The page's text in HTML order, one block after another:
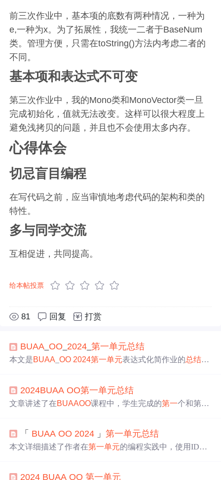
前三次作业中，基本项的底数有两种情况，一种为
e,一种为x。为了拓展性，我统一二者于BaseNum
类。管理方便，只需在toString()方法内考虑二者的
不同。
基本项和表达式不可变
第三次作业中，我的Mono类和MonoVector类一旦
完成初始化，值就无法改变。这样可以很大程度上
避免浅拷贝的问题，并且也不会使用太多内存。
心得体会
切忌盲目编程
在写代码之前，应当审慎地考虑代码的架构和类的
特性。
多与同学交流
互相促进，共同提高。
给本帖投票
81 回复 打赏
BUAA OO 2024 _第一单元总结
本文是BUAA _OO 2024第一单元表达式化简作业的总结。
了面向对象思想，代码践行了SOLID原则，但也存在架构
和优化算法待改进的问题。
2024BUAA OO第一单元总结
文章讲述了在BUAAOO课程中，学生完成的第一个和第二
算。作业内容包括Lexer和Parser类的设计，多项式计算的
实现，以及优化性能的方法和心得
「 BUAA OO 2024 」第一单元总结
本文详细描述了作者在第一单元的编程实践中，使用IDEA
数、指数函数和求导操作。文章强调了面向对象设计的重
2024 BUAA OO 第一单元